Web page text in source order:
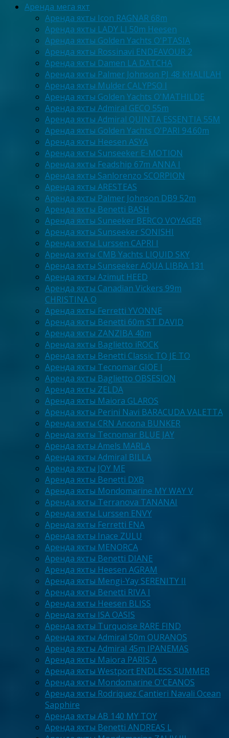
Аренда мега яхт
Аренда яхты Icon RAGNAR 68m
Аренда яхты LADY LI 50m Heesen
Аренда яхты Golden Yachts O'PTASIA
Аренда яхты Rossinavi ENDEAVOUR 2
Аренда яхты Damen LA DATCHA
Аренда яхты Palmer Johnson PJ 48 KHALILAH
Аренда яхты Mulder CALYPSO I
Аренда яхты Golden Yachts O'MATHILDE
Аренда яхты Admiral GECO 55m
Аренда яхты Admiral QUINTA ESSENTIA 55M
Аренда яхты Golden Yachts O'PARI 94.60m
Аренда яхты Heesen ASYA
Аренда яхты Sunseeker E-MOTION
Аренда яхты Feadship 67m ANNA I
Аренда яхты Sanlorenzo SCORPION
Аренда яхты ARESTEAS
Аренда яхты Palmer Johnson DB9 52m
Аренда яхты Benetti BASH
Аренда яхты Suneeker BERCO VOYAGER
Аренда яхты Sunseeker SONISHI
Аренда яхты Lurssen CAPRI I
Аренда яхты CMB Yachts LIQUID SKY
Аренда яхты Sunseeker AQUA LIBRA 131
Аренда яхты Azimut HEED
Аренда яхты Canadian Vickers 99m
CHRISTINA O
Аренда яхты Ferretti YVONNE
Аренда яхты Benetti 60m ST DAVID
Аренда яхты ZANZIBA 40m
Аренда яхты Baglietto iROCK
Аренда яхты Benetti Classic TO JE TO
Аренда яхты Tecnomar GIOE I
Аренда яхты Baglietto OBSESION
Аренда яхты ZELDA
Аренда яхты Maiora GLAROS
Аренда яхты Perini Navi BARACUDA VALETTA
Аренда яхты CRN Ancona BUNKER
Аренда яхты Tecnomar BLUE JAY
Аренда яхты Amels MARLA
Аренда яхты Admiral BILLA
Аренда яхты JOY ME
Аренда яхты Benetti DXB
Аренда яхты Mondomarine MY WAY V
Аренда яхты Terranova TANANAI
Аренда яхты Lurssen ENVY
Аренда яхты Ferretti ENA
Аренда яхты Inace ZULU
Аренда яхты MENORCA
Аренда яхты Benetti DIANE
Аренда яхты Heesen AGRAM
Аренда яхты Mengi-Yay SERENITY II
Аренда яхты Benetti RIVA I
Аренда яхты Heesen BLISS
Аренда яхты ISA OASIS
Аренда яхты Turquoise RARE FIND
Аренда яхты Admiral 50m OURANOS
Аренда яхты Admiral 45m IPANEMAS
Аренда яхты Maiora PARIS A
Аренда яхты Westport ENDLESS SUMMER
Аренда яхты Mondomarine O'CEANOS
Аренда яхты Rodriquez Cantieri Navali Ocean
Sapphire
Аренда яхты AB 140 MY TOY
Аренда яхты Benetti ANDREAS L